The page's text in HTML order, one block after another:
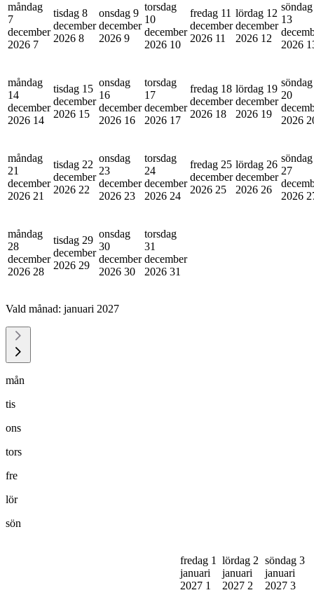
måndag
7
december
2026 7
tisdag 8
december
2026 8
onsdag 9
december
2026 9
torsdag
10
december
2026 10
fredag 11
december
2026 11
lördag 12
december
2026 12
söndag
13
2026
måndag
14
december
2026 14
tisdag 15
december
2026 15
onsdag
16
december
2026 16
torsdag
17
december
2026 17
fredag 18
december
2026 18
lördag 19
december
2026 19
söndag
20
2026
måndag
21
december
2026 21
tisdag 22
december
2026 22
onsdag
23
december
2026 23
torsdag
24
december
2026 24
fredag 25
december
2026 25
lördag 26
december
2026 26
söndag
27
2026
måndag
28
december
2026 28
tisdag 29
december
2026 29
onsdag
30
december
2026 30
torsdag
31
december
2026 31
Vald månad: januari 2027
mån
tis
ons
tors
fre
lör
sön
fredag 1
januari
2027 1
lördag 2
januari
2027 2
söndag 3
januari
2027 3